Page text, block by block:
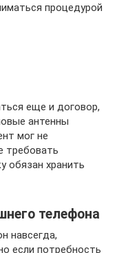
процедурой
еще и договор,
антенны
мог не
требовать
обязан хранить
телефона
навсегда,
если потребность